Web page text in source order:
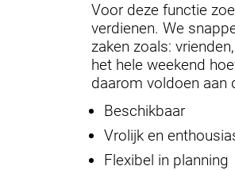
Voor deze functie
verdienen. We
zaken zoals:
het hele weekend
daarom voldoen aan
Beschikbaar
Vrolijk en
Flexibel in planning